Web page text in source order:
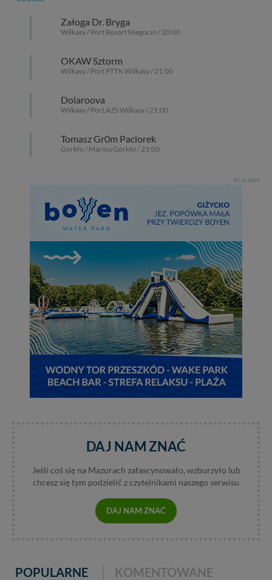
Załoga Dr. Bryga
Wilkasy / Port Resort Niegocin / 20:00
OKAW Sztorm
Wilkasy / Port PTTK Wilkasy / 21:00
Dolaroova
Wilkasy / Port AZS Wilkasy / 21:00
Tomasz Gr0m Paciorek
Górkło / Marina Górkło / 21:00
REKLAMA
DAJ NAM ZNAĆ
Jeśli coś się na Mazurach zafascynowało, wzburzyło lub
chcesz się tym podzielić z czytelnikami naszego serwisu
DAJ NAM ZNAĆ
POPULARNE KOMENTOWANE
tych plików - w pewnych przypadkach nie możemy tego
zrobić za Ciebie.
Dziękujemy, i życzmy miłego odkrywania Mazur na